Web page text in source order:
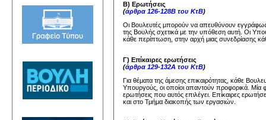
Β) Ερωτήσεις
(άρθρα 126-128Β του ΚτΒ)
Οι Βουλευτές μπορούν να απευθύνουν
της Βουλής σχετικά με την υπόθεση αυτή. Οι
κάθε περίπτωση, στην αρχή μιας συνεδρίασης
Γ) Επίκαιρες ερωτήσεις
(άρθρα 129-132Α του ΚτΒ)
Για θέματα της άμεσης επικαιρότητας, κάθε
Υπουργούς, οι οποίοι απαντούν προφορικά. Μία
ερωτήσεις που αυτός επιλέγει. Επίκαιρες
και στο Τμήμα διακοπής των εργασιών.